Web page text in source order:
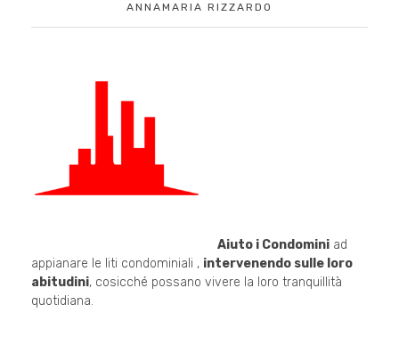
ANNAMARIA RIZZARDO
Aiuto i Condominiad
appianare le liti condominiali , intervenendo sulle loro
abitudini, cosicché possano vivere la loro tranquillità
quotidiana.